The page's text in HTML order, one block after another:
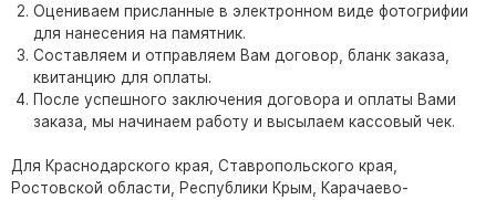
Семейные памятники ( памятники на двоих )
Памятники в форме креста
Зеркальные памятники
Памятники из белого мрамора Коелга
Кресты из белого мрамора
Оцениваем присланные в электронном виде фотогрифии
для нанесения на памятник.
Составляем и отправляем Вам договор, бланк заказа,
квитанцию для оплаты.
После успешного заключения договора и оплаты Вами
заказа, мы начинаем работу и высылаем кассовый чек.
Для Краснодарского края, Ставропольского края,
Ростовской области, Республики Крым, Карачаево-